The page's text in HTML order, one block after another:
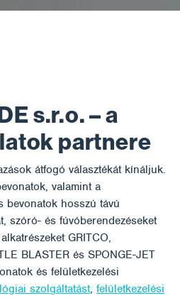
s.r.o. – a
partnere
átfogó választékát kínáljuk.
valamint a
bevonatok hosszú távú
szóró- és fúvóberendezéseket
GRITCO,
BLASTER és SPONGE-JET
és felületkezelési
szolgáltatást, felületkezelési